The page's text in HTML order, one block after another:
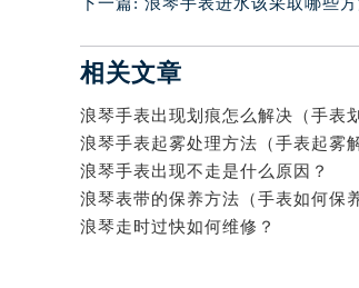
相关文章
浪琴手表出现划痕怎么解决（手表
浪琴手表起雾处理方法（手表起雾
浪琴手表出现不走是什么原因？
浪琴表带的保养方法（手表如何保
浪琴走时过快如何维修？